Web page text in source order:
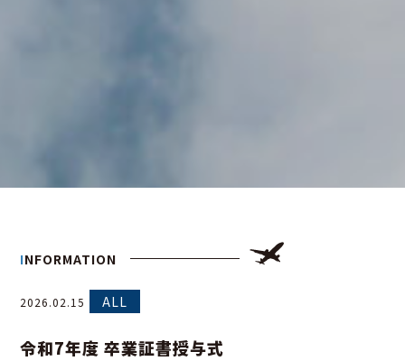
INFORMATION
2026.02.15 ALL
令和7年度 卒業証書授与式